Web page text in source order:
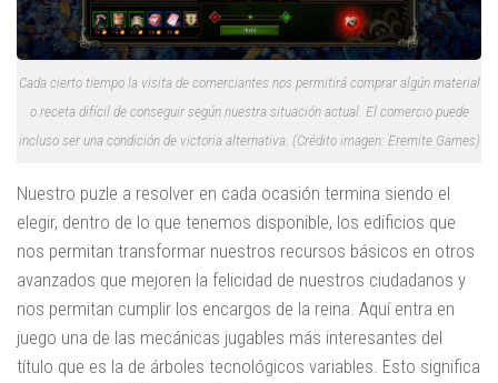
Cada cierto tiempo la visita de comerciantes nos permitirá comprar algún material
o receta difícil de conseguir según nuestra situación actual. El comercio puede
incluso ser una condición de victoria alternativa. (Crédito imagen: Eremite Games)
Nuestro puzle a resolver en cada ocasión termina siendo el
elegir, dentro de lo que tenemos disponible, los edificios que
nos permitan transformar nuestros recursos básicos en otros
avanzados que mejoren la felicidad de nuestros ciudadanos y
nos permitan cumplir los encargos de la reina. Aquí entra en
juego una de las mecánicas jugables más interesantes del
título que es la de árboles tecnológicos variables. Esto significa